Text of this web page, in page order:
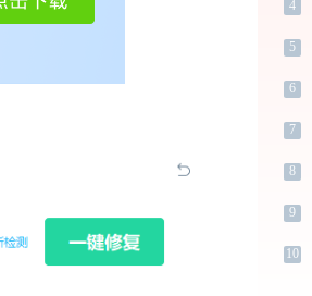
4
5
6
7
8
9
10